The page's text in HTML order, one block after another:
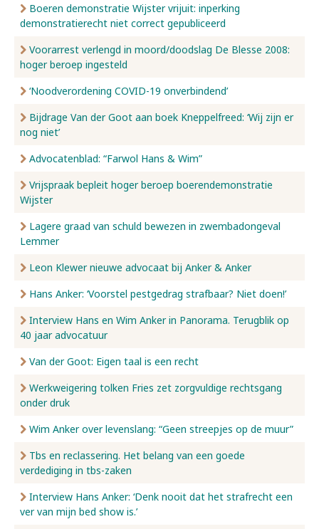
Boeren demonstratie Wijster vrijuit: inperking
demonstratierecht niet correct gepubliceerd
Voorarrest verlengd in moord/doodslag De Blesse 2008:
hoger beroep ingesteld
‘Noodverordening COVID-19 onverbindend’
Bijdrage Van der Goot aan boek Kneppelfreed: ‘Wij zijn er
nog niet’
Advocatenblad: “Farwol Hans & Wim”
Vrijspraak bepleit hoger beroep boerendemonstratie
Wijster
Lagere graad van schuld bewezen in zwembadongeval
Lemmer
Leon Klewer nieuwe advocaat bij Anker & Anker
Hans Anker: ‘Voorstel pestgedrag strafbaar? Niet doen!’
Interview Hans en Wim Anker in Panorama. Terugblik op
40 jaar advocatuur
Van der Goot: Eigen taal is een recht
Werkweigering tolken Fries zet zorgvuldige rechtsgang
onder druk
Wim Anker over levenslang: “Geen streepjes op de muur”
Tbs en reclassering. Het belang van een goede
verdediging in tbs-zaken
Interview Hans Anker: ‘Denk nooit dat het strafrecht een
ver van mijn bed show is.’